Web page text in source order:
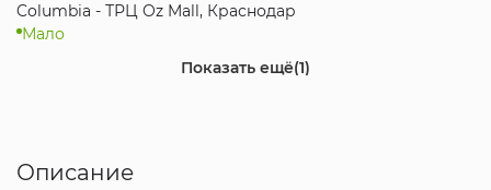
Columbia - ТРЦ Oz Mall, Краснодар
Мало
Показать ещё(1)
Описание